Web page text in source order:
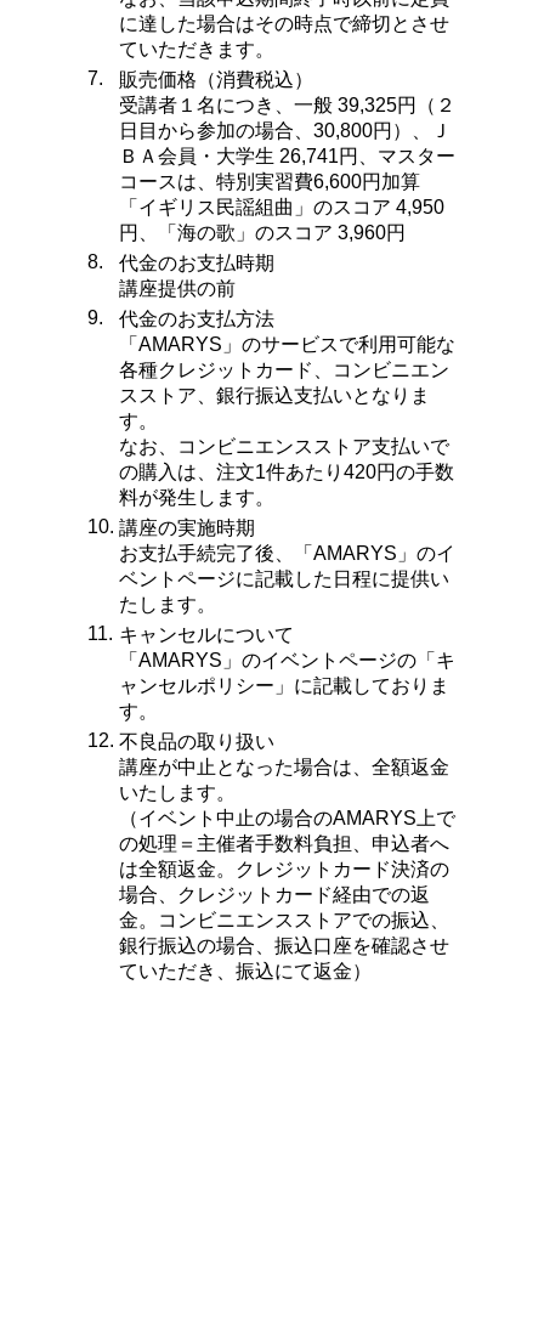
に達した場合はその時点で締切とさせ
ていただきます。
7.
販売価格（消費税込）
受講者１名につき、一般 39,325円（２
日目から参加の場合、30,800円）、Ｊ
ＢＡ会員・大学生 26,741円、マスター
コースは、特別実習費6,600円加算
「イギリス民謡組曲」のスコア 4,950
円、「海の歌」のスコア 3,960円
8.
代金のお支払時期
講座提供の前
9.
代金のお支払方法
「AMARYS」のサービスで利用可能な
各種クレジットカード、コンビニエン
スストア、銀行振込支払いとなりま
す。
なお、コンビニエンスストア支払いで
の購入は、注文1件あたり420円の手数
料が発生します。
10. 講座の実施時期
お支払手続完了後、「AMARYS」のイ
ベントページに記載した日程に提供い
たします。
11. キャンセルについて
「AMARYS」のイベントページの「キ
ャンセルポリシー」に記載しておりま
す。
12. 不良品の取り扱い
講座が中止となった場合は、全額返金
いたします。
（イベント中止の場合のAMARYS上で
の処理＝主催者手数料負担、申込者へ
は全額返金。クレジットカード決済の
場合、クレジットカード経由での返
金。コンビニエンスストアでの振込、
銀行振込の場合、振込口座を確認させ
ていただき、振込にて返金）